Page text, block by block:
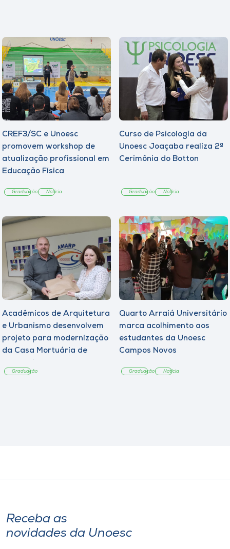
CREF3/SC e Unoesc
promovem workshop de
atualização profissional em
Educação Física
Graduação Notícia
Curso de Psicologia da
Unoesc Joaçaba realiza 2ª
Cerimônia do Botton
Graduação Notícia
Acadêmicos de Arquitetura
e Urbanismo desenvolvem
projeto para modernização
da Casa Mortuária de
Graduação
Quarto Arraiá Universitário
marca acolhimento aos
estudantes da Unoesc
Campos Novos
Graduação Notícia
Receba as
novidades da Unoesc